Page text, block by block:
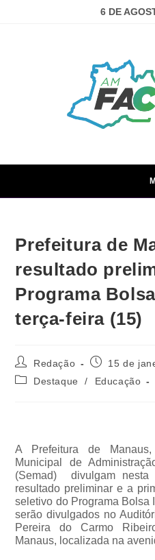
6 DE
Prefeitura de
resultado
Programa
terça-feira (15)
Redação
15 de
Destaque
/ Educação
A Prefeitura de
Municipal de
(Semad) divulgam
resultado preliminar e a
seletivo do Programa Bolsa
serão divulgados no
Pereira do Carmo
Manaus, localizada na